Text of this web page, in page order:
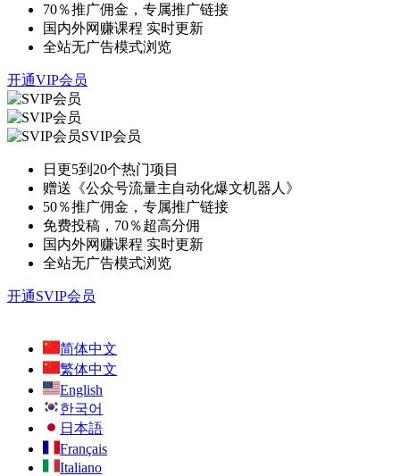
70％推广佣金，专属推广链接
国内外网赚课程 实时更新
全站无广告模式浏览
开通VIP会员
SVIP会员
日更5到20个热门项目
赠送《公众号流量主自动化爆文机器人》
50％推广佣金，专属推广链接
免费投稿，70％超高分佣
国内外网赚课程 实时更新
全站无广告模式浏览
开通SVIP会员
简体中文
繁体中文
English
한국어
日本語
Français
Italiano